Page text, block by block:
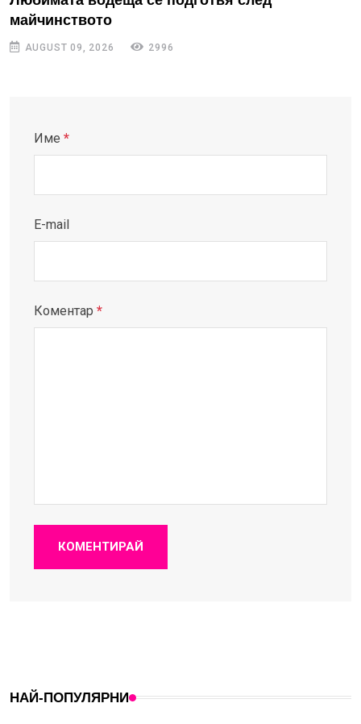
майчинството
AUGUST 09, 2026 2996
Име *
E-mail
Коментар *
КОМЕНТИРАЙ
НАЙ-ПОПУЛЯРНИ